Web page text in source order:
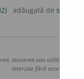
adăugată de siveco
stocarea sau utilizarea
interzise fără acordul